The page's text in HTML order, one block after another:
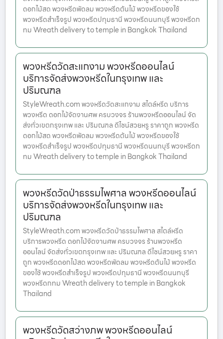
ดอกไม้สด พวงหรีดพัดลม พวงหรีดต้นไม้ พวงหรีดของใช้
พวงหรีดสำเร็จรูป พวงหรีดปทุมธานี พวงหรีดนนทบุรี พวงหรีดก
ทม Wreath delivery to temple in Bangkok Thailand
พวงหรีดวัดสะแกงาม พวงหรีดออนไลน์
บริการจัดส่งพวงหรีดในกรุงเทพ และ
ปริมณฑล
StyleWreath.com พวงหรีดวัดสะแกงาม สไตล์หรีด บริการ
พวงหรีด ดอกไม้จัดงานศพ ครบวงจร ร้านพวงหรีดออนไลน์ จัด
ส่งทั่วเขตกรุงเทพ และ ปริมณฑล ดีไซน์สวยหรู ราคาถูก พวงหรีด
ดอกไม้สด พวงหรีดพัดลม พวงหรีดต้นไม้ พวงหรีดของใช้
พวงหรีดสำเร็จรูป พวงหรีดปทุมธานี พวงหรีดนนทบุรี พวงหรีดก
ทม Wreath delivery to temple in Bangkok Thailand
พวงหรีดวัดป่าธรรมไพศาล พวงหรีดออนไลน์
บริการจัดส่งพวงหรีดในกรุงเทพ และ
ปริมณฑล
StyleWreath.com พวงหรีดวัดป่าธรรมไพศาล สไตล์หรีด
บริการพวงหรีด ดอกไม้จัดงานศพ ครบวงจร ร้านพวงหรีด
ออนไลน์ จัดส่งทั่วเขตกรุงเทพ และ ปริมณฑล ดีไซน์สวยหรู ราคา
ถูก พวงหรีดดอกไม้สด พวงหรีดพัดลม พวงหรีดต้นไม้ พวงหรีด
ของใช้ พวงหรีดสำเร็จรูป พวงหรีดปทุมธานี พวงหรีดนนทบุรี
พวงหรีดกทม Wreath delivery to temple in Bangkok
Thailand
พวงหรีดวัดสว่างภพ พวงหรีดออนไลน์